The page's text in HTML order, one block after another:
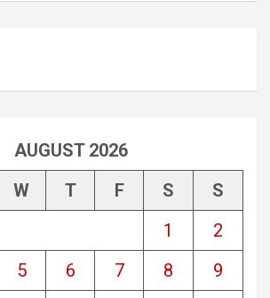
AUGUST 2026
W T F S
S
1
2
5 6 7 8
9